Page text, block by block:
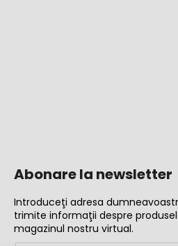
Abonare la newsletter
Introduceţi adresa
trimite informaţii despre
magazinul nostru virtual.